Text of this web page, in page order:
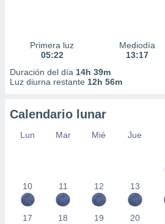
Primera luz
05:22
Mediodía
13:17
Duración del día 14h 39m
Luz diurna restante 12h 56m
Calendario lunar
Lun Mar Mié Jue
10 11 12 13
17 18 19 20